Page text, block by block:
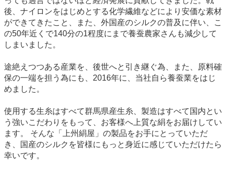
後、ナイロンをはじめとする化学繊維などにより安価な素材
ができてきたこと、また、外国産のシルクの普及に伴い、こ
の50年近くで140分の1程度にまで養蚕農家さんも減少して
しまいました。
途絶えつつある産業を、後世へと引き継ぐ為、また、原料確
保の一端を担う為にも、2016年に、当社自ら養蚕業をはじ
めました。
使用する生糸はすべて群馬県産生糸、製造はすべて国内とい
う強いこだわりをもって、お客様へ上質な絹をお届けしてい
ます。 そんな「上州絹屋」の製品をお手にとっていただ
き、国産のシルクを皆様にもっと身近に感じていただけたら
幸いです。